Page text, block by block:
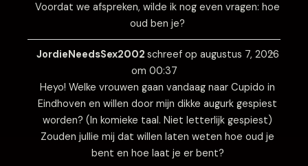
Voordat we afspreken, wilde ik nog even vragen: hoe
oud ben je?
JordieNeedsSex2002 schreef op augustus 7, 2026
om 00:37
Heyo! Welke vrouwen gaan vandaag naar Cupido in
Eindhoven en willen door mijn dikke augurk gespiest
worden? (In komieke taal. Niet letterlijk gespiest)
Zouden jullie mij dat willen laten weten hoe oud je
bent en hoe laat je er bent?
…
Wissel
deze